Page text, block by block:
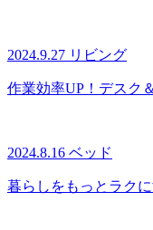
2024.9.27 リビング
作業効率UP！デスク
2024.8.16 ベッド
暮らしをもっとラク